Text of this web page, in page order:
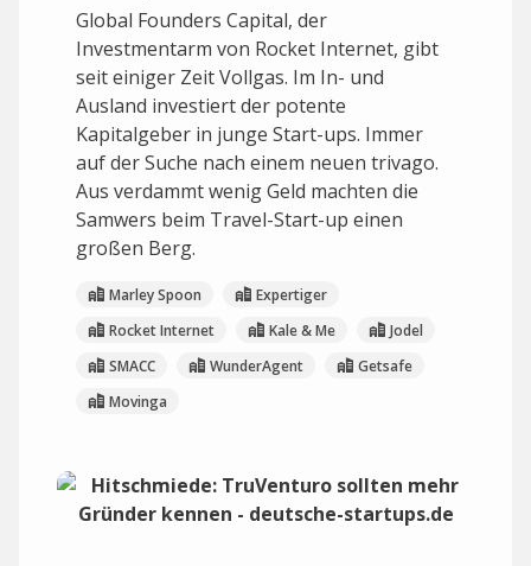
Global Founders Capital, der
Investmentarm von Rocket Internet, gibt
seit einiger Zeit Vollgas. Im In- und
Ausland investiert der potente
Kapitalgeber in junge Start-ups. Immer
auf der Suche nach einem neuen trivago.
Aus verdammt wenig Geld machten die
Samwers beim Travel-Start-up einen
großen Berg.
Marley Spoon
Expertiger
Rocket Internet
Kale & Me
Jodel
SMACC
WunderAgent
Getsafe
Movinga